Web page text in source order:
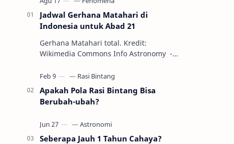
Jadwal Gerhana Matahari di
Indonesia untuk Abad 21
Gerhana Matahari total. Kredit:
Wikimedia Commons Info Astronomy -
gerhana Matahari akan terjadi sebanyak
22…
Apakah Pola Rasi Bintang Bisa
Berubah-ubah?
Seberapa Jauh 1 Tahun Cahaya?